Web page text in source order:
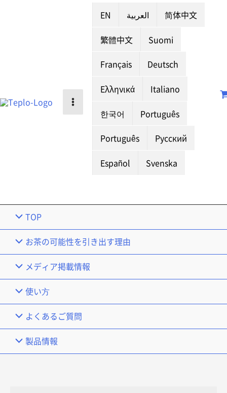
EN العربية 简体中文
繁體中文 Suomi
Français Deutsch
Ελληνικά Italiano
한국어 Português
Português Русский
Español Svenska
TOP
お茶の可能性を引き出す理由
メディア掲載情報
使い⽅
よくあるご質問
製品情報